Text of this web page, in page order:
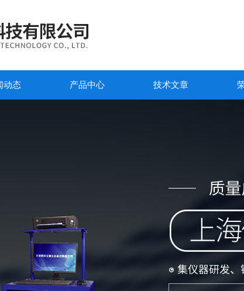
动态 产品中心 技术文章